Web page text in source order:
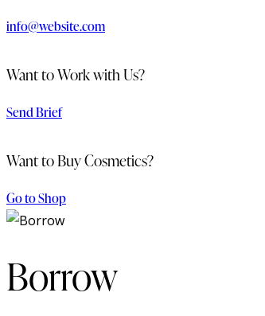
info@website.com
Want to Work with Us?
Send Brief
Want to Buy Cosmetics?
Go to Shop
Borrow